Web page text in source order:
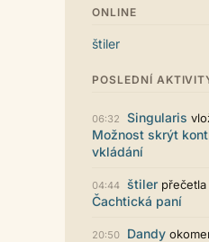
Už i počet přečtení
reklama co
myslím také už v
Líbí se mi tmavá
vzhledu. Na
jsou sice mezi prvky
mezery, ale když mě
stylem... Celkově je
funkční a příjemný.
puero 29.07. 11:53
ONLINE
štiler
POSLEDNÍ
06:32 Singularis
Možnost skrýt
vkládání
04:44 štiler
Čachtická paní
20:50 Dandy